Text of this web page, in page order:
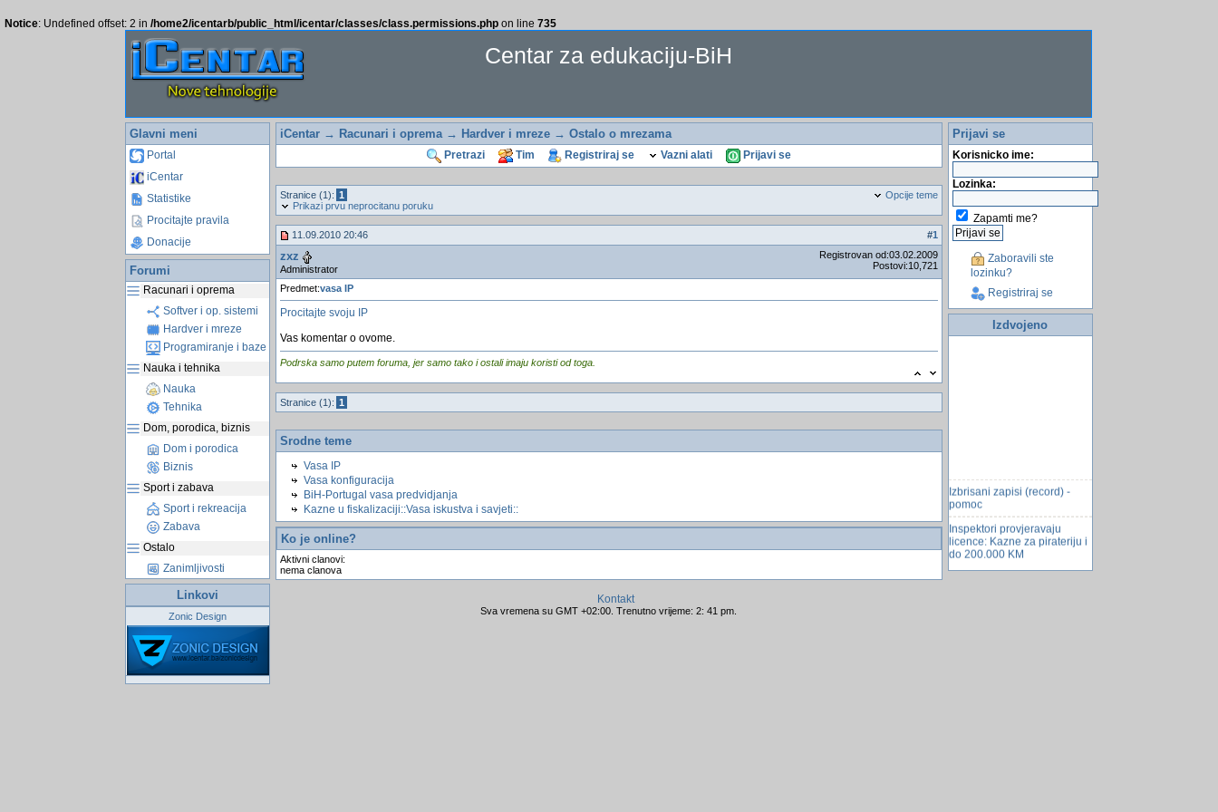
Notice: Undefined offset: 2 in /home2/icentarb/public_html/icentar/classes/class.permissions.php on line 735
Centar za edukaciju-BiH
Glavni meni
Portal
iCentar
Statistike
Procitajte pravila
Donacije
Forumi
Racunari i oprema
Softver i op. sistemi
Hardver i mreze
Programiranje i baze
Nauka i tehnika
Nauka
Tehnika
Dom, porodica, biznis
Dom i porodica
Biznis
Sport i zabava
Sport i rekreacija
Zabava
Ostalo
Zanimljivosti
Linkovi
Zonic Design
iCentar→ Racunari i oprema→ Hardver i mreze→ Ostalo o mrezama
Pretrazi Tim Registriraj se Vazni alati Prijavi se
Opcije teme
Stranice (1): 1
Prikazi prvu neprocitanu poruku
#1
11.09.2010 20:46
zxz
Administrator
Registrovan od:03.02.2009
Postovi:10,721
Predmet:vasa IP
Procitajte svoju IP
Vas komentar o ovome.
Podrska samo putem foruma, jer samo tako i ostali imaju koristi od toga.
Stranice (1): 1
Srodne teme
Vasa IP
Vasa konfiguracija
BiH-Portugal vasa predvidjanja
Kazne u fiskalizaciji::Vasa iskustva i savjeti::
Ko je online?
Aktivni clanovi:
nema clanova
Kontakt
Sva vremena su GMT +02:00. Trenutno vrijeme: 2: 41 pm.
Prijavi se
Korisnicko ime:
Lozinka:
Zapamti me?
Zaboravili ste
lozinku?
Registriraj se
Izdvojeno
Izbrisani zapisi (record) -
pomoc
Inspektori provjeravaju
licence: Kazne za pirateriju i
do 200.000 KM
Osvrt na Windows 8 â€“